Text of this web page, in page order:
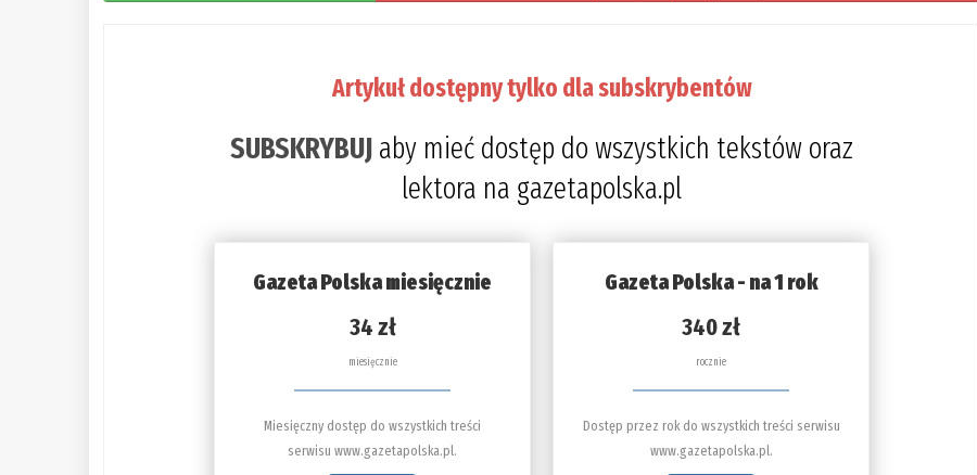
Artykuł dostępny tylko dla subskrybentów
SUBSKRYBUJ aby mieć dostęp do wszystkich tekstów oraz
lektora na gazetapolska.pl
Gazeta Polska miesięcznie
34 zł
miesięcznie
Miesięczny dostęp do wszystkich treści
serwisu www.gazetapolska.pl.
Gazeta Polska - na 1 rok
340 zł
rocznie
Dostęp przez rok do wszystkich treści serwisu
www.gazetapolska.pl.